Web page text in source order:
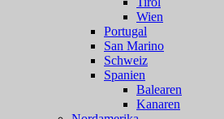
Wien
Portugal
San Marino
Schweiz
Spanien
Balearen
Kanaren